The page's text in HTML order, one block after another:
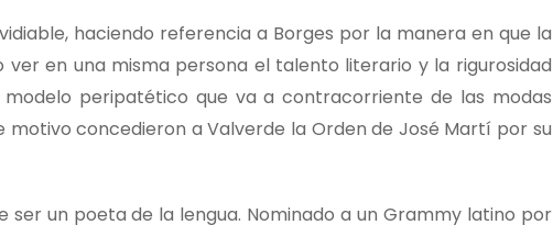
haciendo referencia a Borges por la manera en que la
en una misma persona el talento literario y la rigurosidad
peripatético que va a contracorriente de las modas
concedieron a Valverde la Orden de José Martí por su
un poeta de la lengua. Nominado a un Grammy latino por